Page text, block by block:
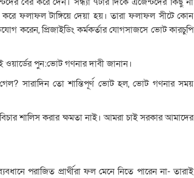
ফলাফল টাঙ্গিয়ে দেয়া হয়। তারা ফলাফল সীটে কোন
করেন, প্রিজাইডিং কর্মকর্তার যোগসাজসে ভোট কারচুপি
পুন:ভোট গণনার দাবী জানান।
সারাদিন তো শান্তিপূর্ণ ভোট হল, ভোট গণনার সময়
শালিস করার ক্ষমতা নাই। আমরা চাই সরকার আমাদের
পরাজিত প্রার্থীরা ফল মেনে নিতে পারেন না- তারাই